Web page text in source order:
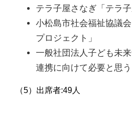
テラ子屋さなぎ「テラ
小松島市社会福祉協議
プロジェクト」
一般社団法人子ども未
連携に向けて必要と思う
（5）出席者:49人